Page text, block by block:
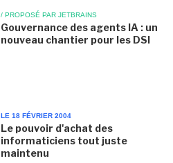
/ PROPOSÉ PAR JETBRAINS
Gouvernance des agents IA : un
nouveau chantier pour les DSI
LE 18 FÉVRIER 2004
Le pouvoir d'achat des
informaticiens tout juste
maintenu